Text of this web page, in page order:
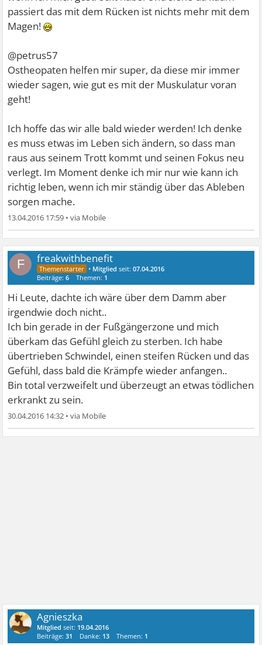
passiert das mit dem Rücken ist nichts mehr mit dem
Magen!
@petrus57
Ostheopaten helfen mir super, da diese mir immer
wieder sagen, wie gut es mit der Muskulatur voran
geht!
Ich hoffe das wir alle bald wieder werden! Ich denke
es muss etwas im Leben sich ändern, so dass man
raus aus seinem Trott kommt und seinen Fokus neu
verlegt. Im Moment denke ich mir nur wie kann ich
richtig leben, wenn ich mir ständig über das Ableben
sorgen mache.
13.04.2016 17:59 •
F freakwithbenefit
• Mitglied seit:07.04.2016
Beiträge:6 Themen: 1
Hi Leute, dachte ich wäre über dem Damm aber
irgendwie doch nicht..
Ich bin gerade in der Fußgängerzone und mich
überkam das Gefühl gleich zu sterben. Ich habe
übertrieben Schwindel, einen steifen Rücken und das
Gefühl, dass bald die Krämpfe wieder anfangen..
Bin total verzweifelt und überzeugt an etwas tödlichen
erkrankt zu sein.
30.04.2016 14:32 •
Agnieszka
Mitglied seit: 19.04.2016
Beiträge:31 Danke: 13 Themen: 1